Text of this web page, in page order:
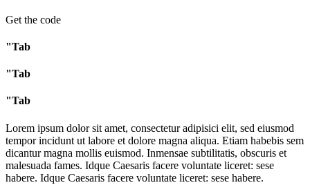
Get the code
"Tab
"Tab
"Tab
Lorem ipsum dolor sit amet, consectetur adipisici elit, sed eiusmod
tempor incidunt ut labore et dolore magna aliqua. Etiam habebis sem
dicantur magna mollis euismod. Inmensae subtilitatis, obscuris et
malesuada fames. Idque Caesaris facere voluntate liceret: sese
habere. Idque Caesaris facere voluntate liceret: sese habere.